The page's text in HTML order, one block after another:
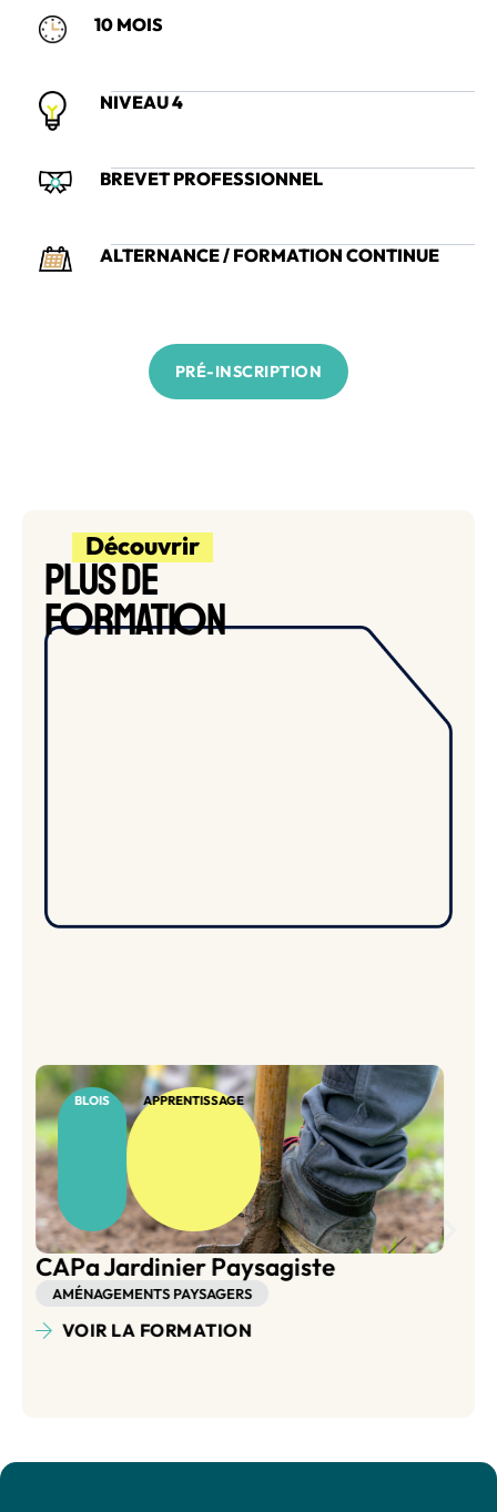
10 MOIS
NIVEAU 4
BREVET PROFESSIONNEL
ALTERNANCE / FORMATION CONTINUE
PRÉ-INSCRIPTION
Découvrir
PLUS DE
FORMATION
BLOIS APPRENTISSAGE
Bac Pro Aménagements Paysagers
AMÉNAGEMENTS PAYSAGERS
VOIR LA FORMATION